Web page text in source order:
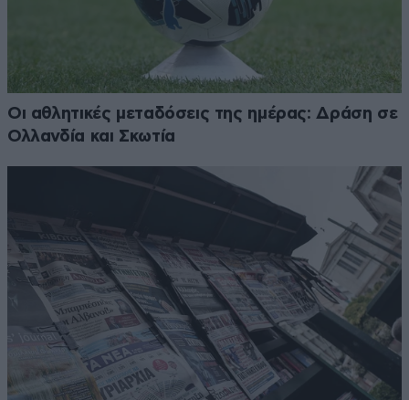
Οι αθλητικές μεταδόσεις της ημέρας: Δράση σε
Ολλανδία και Σκωτία